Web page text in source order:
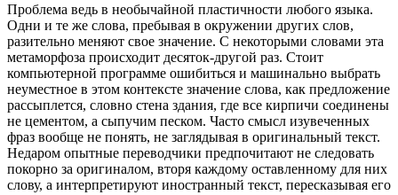
Проблема ведь в необычайной пластичности любого языка.
Одни и те же слова, пребывая в окружении других слов,
разительно меняют свое значение. С некоторыми словами эта
метаморфоза происходит десяток-другой раз. Стоит
компьютерной программе ошибиться и машинально выбрать
неуместное в этом контексте значение слова, как предложение
рассыплется, словно стена здания, где все кирпичи соединены
не цементом, а сыпучим песком. Часто смысл изувеченных
фраз вообще не понять, не заглядывая в оригинальный текст.
Недаром опытные переводчики предпочитают не следовать
покорно за оригиналом, вторя каждому оставленному для них
слову, а интерпретируют иностранный текст, пересказывая его